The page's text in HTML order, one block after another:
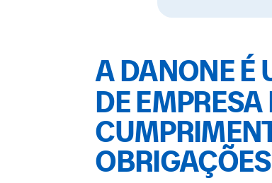
A DANONE É
DE EMPRESA